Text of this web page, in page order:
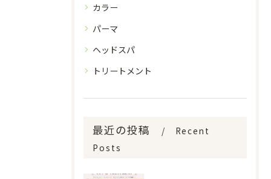
カラー
パーマ
ヘッドスパ
トリートメント
最近の投稿
Recent
Posts